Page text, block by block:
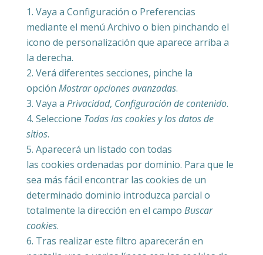
Vaya a Configuración o Preferencias
mediante el menú Archivo o bien pinchando el
icono de personalización que aparece arriba a
la derecha.
Verá diferentes secciones, pinche la
opción Mostrar opciones avanzadas.
Vaya a Privacidad, Configuración de contenido.
Seleccione Todas las cookies y los datos de
sitios.
Aparecerá un listado con todas
las cookies ordenadas por dominio. Para que le
sea más fácil encontrar las cookies de un
determinado dominio introduzca parcial o
totalmente la dirección en el campo Buscar
cookies.
Tras realizar este filtro aparecerán en